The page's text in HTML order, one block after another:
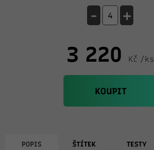
- +
3 220 Kč /ks
KOUPIT
POPIS ŠTÍTEK TESTY